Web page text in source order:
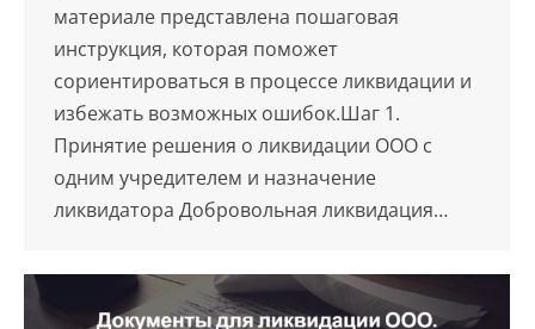
материале представлена пошаговая
инструкция, которая поможет
сориентироваться в процессе ликвидации и
избежать возможных ошибок.Шаг 1.
Принятие решения о ликвидации ООО с
одним учредителем и назначение
ликвидатора Добровольная ликвидация…